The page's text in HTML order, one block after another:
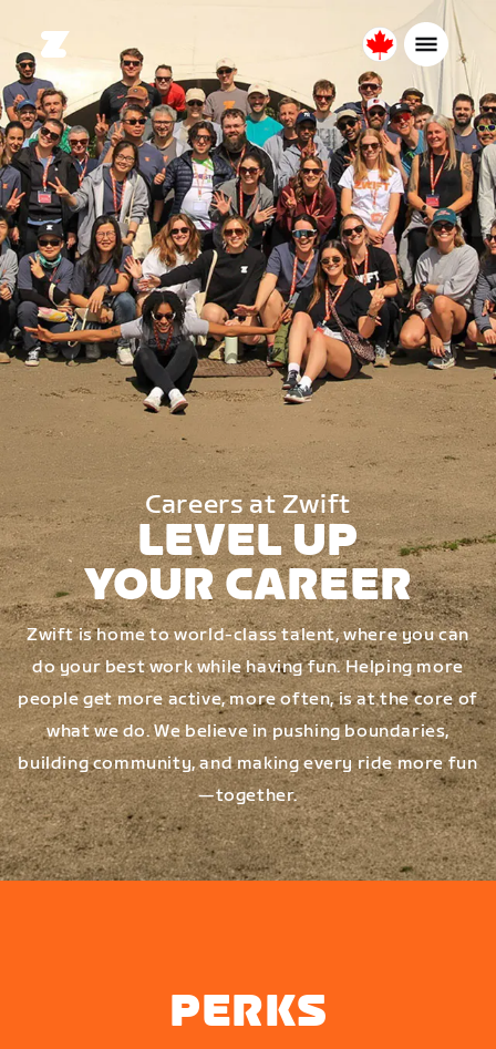
Canada
Français
Careers at Zwift
LEVEL UP
YOUR CAREER
Zwift is home to world-class talent, where you can
do your best work while having fun. Helping more
people get more active, more often, is at the core of
what we do. We believe in pushing boundaries,
building community, and making every ride more fun
—together.
PERKS